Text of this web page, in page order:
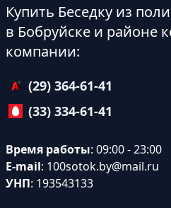
Купить Беседку из
в Бобруйске и районе
компании:
(29) 364-61-41
(33) 334-61-41
Время работы: 09:00 - 23:00
E-mail: 100sotok.by@mail.ru
УНП: 193543133